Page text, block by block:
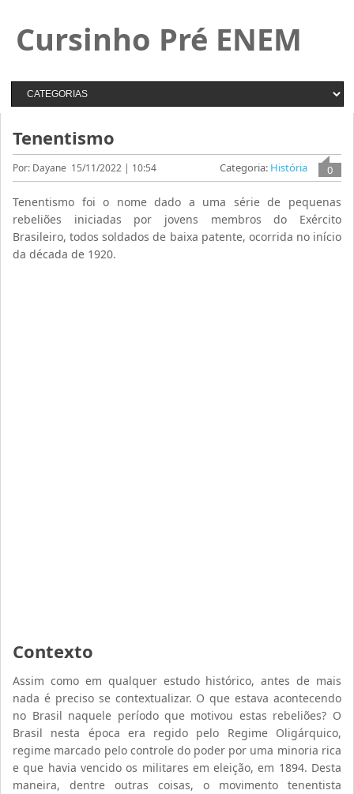
Cursinho Pré ENEM
Tenentismo
Por: Dayane 15/11/2022 | 10:54 0
Categoria: História
Tenentismo foi o nome dado a uma série de pequenas
rebeliões iniciadas por jovens membros do Exército
Brasileiro, todos soldados de baixa patente, ocorrida no início
da década de 1920.
Contexto
Assim como em qualquer estudo histórico, antes de mais
nada é preciso se contextualizar. O que estava acontecendo
no Brasil naquele período que motivou estas rebeliões? O
Brasil nesta época era regido pelo Regime Oligárquico,
regime marcado pelo controle do poder por uma minoria rica
e que havia vencido os militares em eleição, em 1894. Desta
maneira, dentre outras coisas, o movimento tenentista